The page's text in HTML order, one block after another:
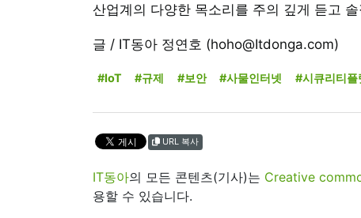
산업계의 다양한 목소리를 주의 깊게 듣고
글 / IT동아 정연호 (hoho@Itdonga.com)
#IoT #규제 #보안 #사물인터넷 #시큐리티플
URL 복사
IT동아의 모든 콘텐츠(기사)는 Creative
용할 수 있습니다.